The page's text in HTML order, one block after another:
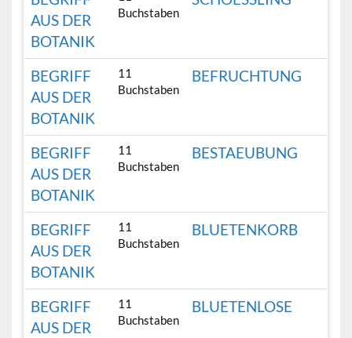
AUS DER
BOTANIK
Buchstaben
BEGRIFF
AUS DER
BOTANIK
11
Buchstaben
BEFRUCHTUNG
BEGRIFF
AUS DER
BOTANIK
11
Buchstaben
BESTAEUBUNG
BEGRIFF
AUS DER
BOTANIK
11
Buchstaben
BLUETENKORB
BEGRIFF
AUS DER
11
Buchstaben
BLUETENLOSE